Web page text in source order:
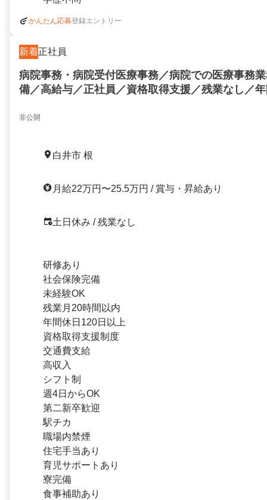
かんたん応募登録エントリー
新着正社員
病院事務・病院受付医療事務／病院での医療事務
備／高給与／正社員／資格取得支援／残業なし／
療事務業務／社会保険完備／高給与／正社員／資
非公開
白井市 根
月給22万円〜25.5万円 / 賞与・昇給あり
土日休み / 残業なし
研修あり
社会保険完備
未経験OK
残業月20時間以内
年間休日120日以上
資格取得支援制度
交通費支給
高収入
シフト制
週4日からOK
第二新卒歓迎
駅チカ
職場内禁煙
住宅手当あり
育児サポートあり
寮完備
食事補助あり